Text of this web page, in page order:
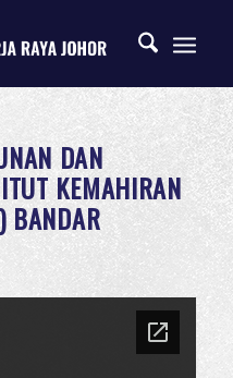
DAN
KEMAHIRAN
BANDAR